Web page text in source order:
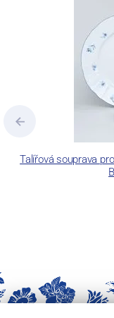
Concordia Lesov
Talířová souprava